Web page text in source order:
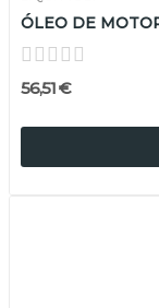
56,51 €